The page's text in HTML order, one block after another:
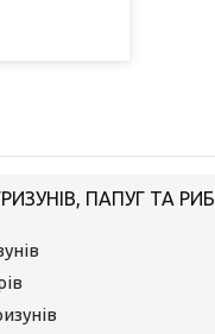
ПАПУГ ТА РИБ